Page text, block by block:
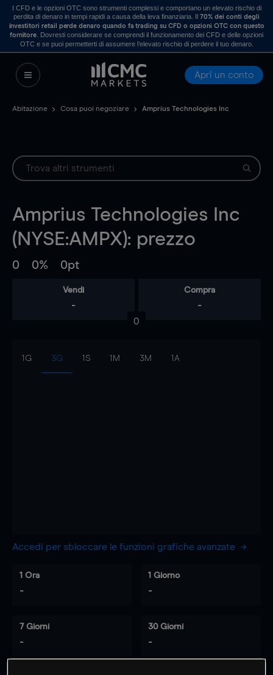
I CFD e le opzioni OTC sono strumenti complessi e comportano un elevato rischio di
perdita di denaro in tempi rapidi a causa della leva finanziaria. Il70% dei conti degli
investitori retail perde denaro quando fa trading su CFD o opzioni OTC con questo
fornitore . Dovresti considerare se comprendi il funzionamento dei CFD e delle opzioni
OTC e se puoi permetterti di assumere l’elevato rischio di perdere il tuo denaro.
Apri un conto
Abitazione Cosa puoi negoziare Amprius Technologies Inc
Amprius Technologies Inc
(NYSE:AMPX): prezzo
0 0% 0pt
Vendi
-
Compra
-
0
1G 3G 1S 1M 3M 1A
Accedi per sbloccare le funzioni grafiche avanzate
1 Ora
-
1 Giorno
-
7 Giorni
-
30 Giorni
-